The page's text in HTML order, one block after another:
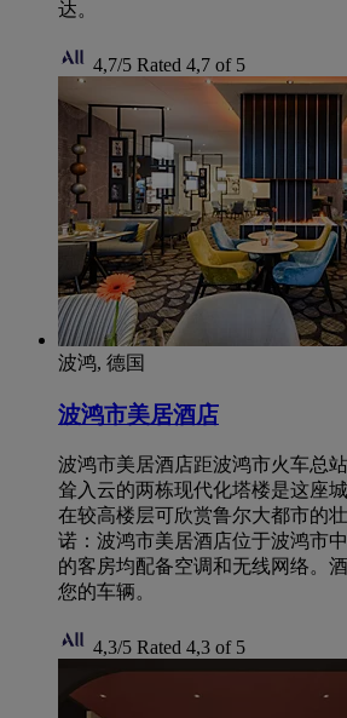
达。
4,7/5 Rated 4,7 of 5
波鸿, 德国
波鸿市美居酒店
波鸿市美居酒店距波鸿市火车总
耸入云的两栋现代化塔楼是这座
在较高楼层可欣赏鲁尔大都市的
诺：波鸿市美居酒店位于波鸿市
的客房均配备空调和无线网络。
您的车辆。
4,3/5 Rated 4,3 of 5